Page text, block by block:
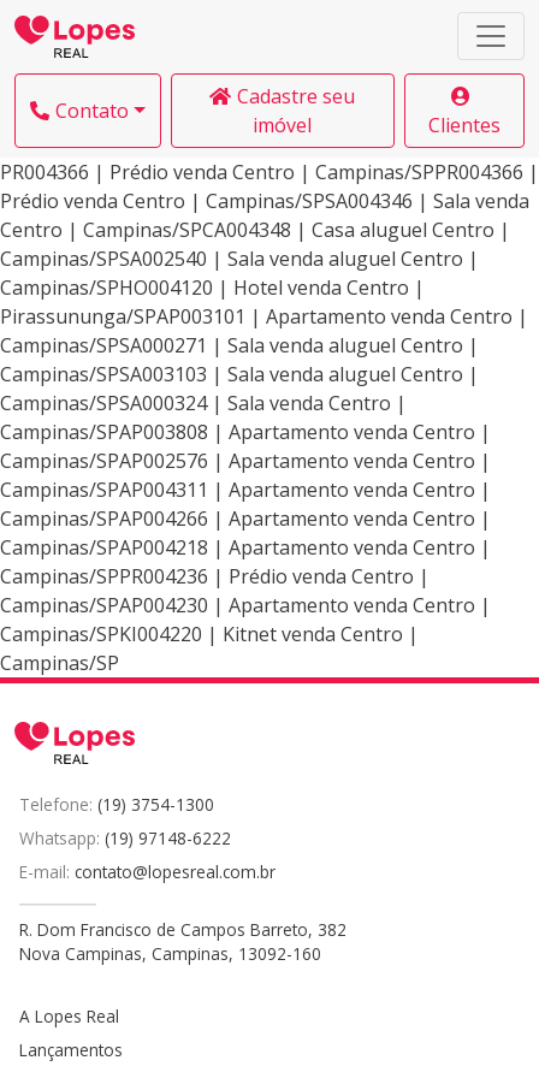
Contato
Cadastre seu
imóvel
Clientes
PR004366 | Prédio venda Centro | Campinas/SPPR004366 |
Prédio venda Centro | Campinas/SPSA004346 | Sala venda
Centro | Campinas/SPCA004348 | Casa aluguel Centro |
Campinas/SPSA002540 | Sala venda aluguel Centro |
Campinas/SPHO004120 | Hotel venda Centro |
Pirassununga/SPAP003101 | Apartamento venda Centro |
Campinas/SPSA000271 | Sala venda aluguel Centro |
Campinas/SPSA003103 | Sala venda aluguel Centro |
Campinas/SPSA000324 | Sala venda Centro |
Campinas/SPAP003808 | Apartamento venda Centro |
Campinas/SPAP002576 | Apartamento venda Centro |
Campinas/SPAP004311 | Apartamento venda Centro |
Campinas/SPAP004266 | Apartamento venda Centro |
Campinas/SPAP004218 | Apartamento venda Centro |
Campinas/SPPR004236 | Prédio venda Centro |
Campinas/SPAP004230 | Apartamento venda Centro |
Campinas/SPKI004220 | Kitnet venda Centro |
Campinas/SP
Telefone: (19) 3754-1300
Whatsapp: (19) 97148-6222
E-mail: contato@lopesreal.com.br
R. Dom Francisco de Campos Barreto, 382
Nova Campinas, Campinas, 13092-160
A Lopes Real
Lançamentos